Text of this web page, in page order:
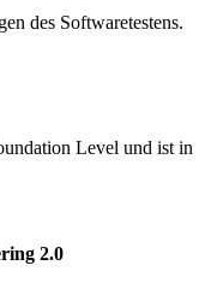
des Softwaretestens.
Level und ist in
2.0